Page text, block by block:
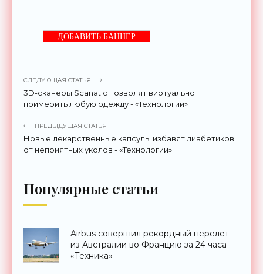
ДОБАВИТЬ БАННЕР
СЛЕДУЮЩАЯ СТАТЬЯ
3D-сканеры Scanatic позволят виртуально
примерить любую одежду - «Технологии»
ПРЕДЫДУЩАЯ СТАТЬЯ
Новые лекарственные капсулы избавят диабетиков
от неприятных уколов - «Технологии»
Популярные статьи
Airbus совершил рекордный перелет
из Австралии во Францию за 24 часа -
«Техника»